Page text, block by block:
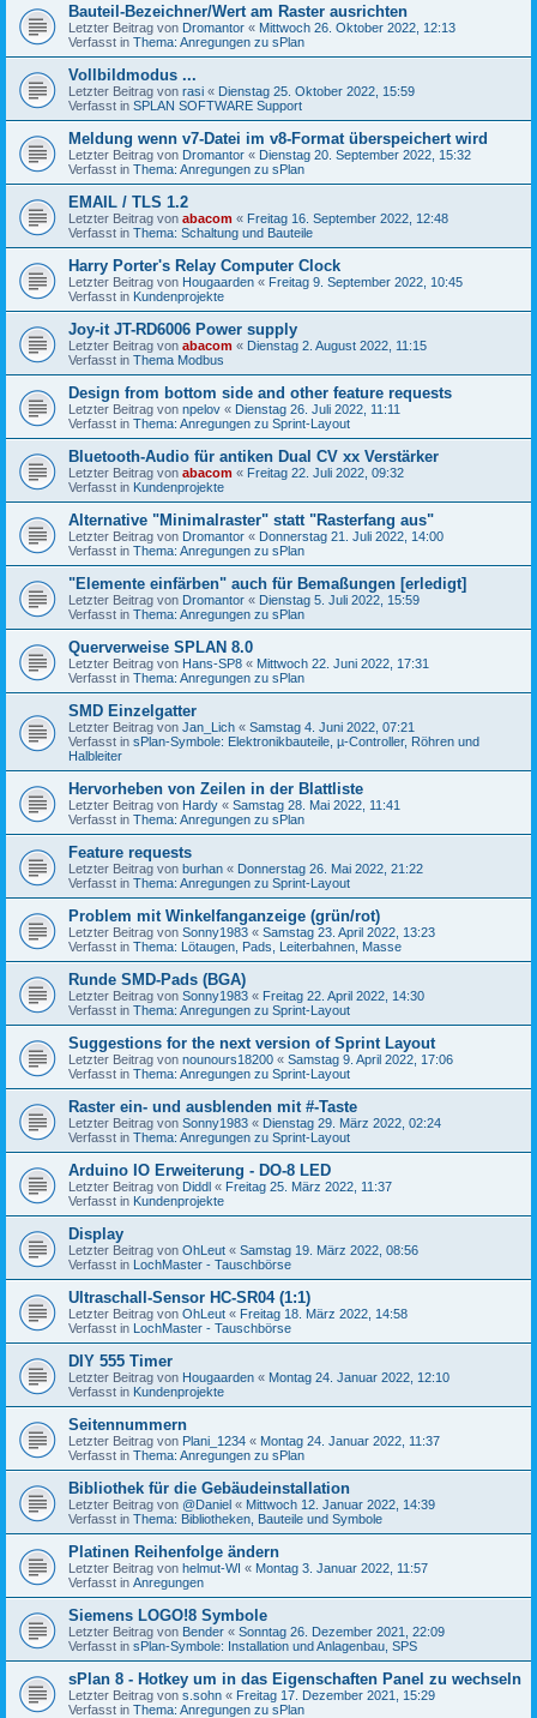
Bauteil-Bezeichner/Wert am Raster ausrichten
Letzter Beitrag von Dromantor « Mittwoch 26. Oktober 2022, 12:13
Verfasst in Thema: Anregungen zu sPlan
Vollbildmodus ...
Letzter Beitrag von rasi « Dienstag 25. Oktober 2022, 15:59
Verfasst in SPLAN SOFTWARE Support
Meldung wenn v7-Datei im v8-Format überspeichert wird
Letzter Beitrag von Dromantor « Dienstag 20. September 2022, 15:32
Verfasst in Thema: Anregungen zu sPlan
EMAIL / TLS 1.2
Letzter Beitrag von abacom « Freitag 16. September 2022, 12:48
Verfasst in Thema: Schaltung und Bauteile
Harry Porter's Relay Computer Clock
Letzter Beitrag von Hougaarden « Freitag 9. September 2022, 10:45
Verfasst in Kundenprojekte
Joy-it JT-RD6006 Power supply
Letzter Beitrag von abacom « Dienstag 2. August 2022, 11:15
Verfasst in Thema Modbus
Design from bottom side and other feature requests
Letzter Beitrag von npelov « Dienstag 26. Juli 2022, 11:11
Verfasst in Thema: Anregungen zu Sprint-Layout
Bluetooth-Audio für antiken Dual CV xx Verstärker
Letzter Beitrag von abacom « Freitag 22. Juli 2022, 09:32
Verfasst in Kundenprojekte
Alternative "Minimalraster" statt "Rasterfang aus"
Letzter Beitrag von Dromantor « Donnerstag 21. Juli 2022, 14:00
Verfasst in Thema: Anregungen zu sPlan
"Elemente einfärben" auch für Bemaßungen [erledigt]
Letzter Beitrag von Dromantor « Dienstag 5. Juli 2022, 15:59
Verfasst in Thema: Anregungen zu sPlan
Querverweise SPLAN 8.0
Letzter Beitrag von Hans-SP8 « Mittwoch 22. Juni 2022, 17:31
Verfasst in Thema: Anregungen zu sPlan
SMD Einzelgatter
Letzter Beitrag von Jan_Lich « Samstag 4. Juni 2022, 07:21
Verfasst in sPlan-Symbole: Elektronikbauteile, µ-Controller, Röhren und
Halbleiter
Hervorheben von Zeilen in der Blattliste
Letzter Beitrag von Hardy « Samstag 28. Mai 2022, 11:41
Verfasst in Thema: Anregungen zu sPlan
Feature requests
Letzter Beitrag von burhan « Donnerstag 26. Mai 2022, 21:22
Verfasst in Thema: Anregungen zu Sprint-Layout
Problem mit Winkelfanganzeige (grün/rot)
Letzter Beitrag von Sonny1983 « Samstag 23. April 2022, 13:23
Verfasst in Thema: Lötaugen, Pads, Leiterbahnen, Masse
Runde SMD-Pads (BGA)
Letzter Beitrag von Sonny1983 « Freitag 22. April 2022, 14:30
Verfasst in Thema: Anregungen zu Sprint-Layout
Suggestions for the next version of Sprint Layout
Letzter Beitrag von nounours18200 « Samstag 9. April 2022, 17:06
Verfasst in Thema: Anregungen zu Sprint-Layout
Raster ein- und ausblenden mit #-Taste
Letzter Beitrag von Sonny1983 « Dienstag 29. März 2022, 02:24
Verfasst in Thema: Anregungen zu Sprint-Layout
Arduino IO Erweiterung - DO-8 LED
Letzter Beitrag von Diddl « Freitag 25. März 2022, 11:37
Verfasst in Kundenprojekte
Display
Letzter Beitrag von OhLeut « Samstag 19. März 2022, 08:56
Verfasst in LochMaster - Tauschbörse
Ultraschall-Sensor HC-SR04 (1:1)
Letzter Beitrag von OhLeut « Freitag 18. März 2022, 14:58
Verfasst in LochMaster - Tauschbörse
DIY 555 Timer
Letzter Beitrag von Hougaarden « Montag 24. Januar 2022, 12:10
Verfasst in Kundenprojekte
Seitennummern
Letzter Beitrag von Plani_1234 « Montag 24. Januar 2022, 11:37
Verfasst in Thema: Anregungen zu sPlan
Bibliothek für die Gebäudeinstallation
Letzter Beitrag von @Daniel « Mittwoch 12. Januar 2022, 14:39
Verfasst in Thema: Bibliotheken, Bauteile und Symbole
Platinen Reihenfolge ändern
Letzter Beitrag von helmut-WI « Montag 3. Januar 2022, 11:57
Verfasst in Anregungen
Siemens LOGO!8 Symbole
Letzter Beitrag von Bender « Sonntag 26. Dezember 2021, 22:09
Verfasst in sPlan-Symbole: Installation und Anlagenbau, SPS
sPlan 8 - Hotkey um in das Eigenschaften Panel zu wechseln
Letzter Beitrag von s.sohn « Freitag 17. Dezember 2021, 15:29
Verfasst in Thema: Anregungen zu sPlan